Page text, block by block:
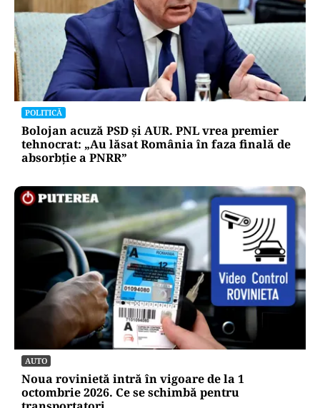
POLITICĂ
Tovarășa Șoșoacă: denunțată penal pentru
trădare și comunicarea de informații false
Bolojan acuză PSD și AUR. PNL vrea premier
tehnocrat: „Au lăsat România în faza finală de
absorbţie a PNRR”